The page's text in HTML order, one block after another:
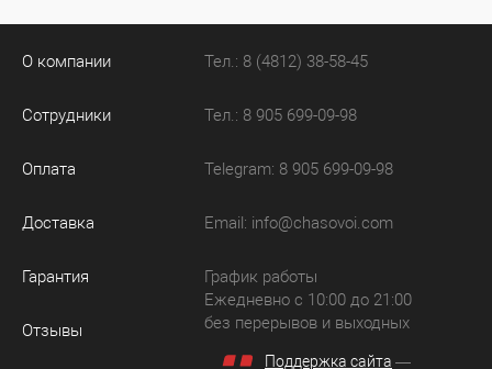
О компании
Сотрудники
Оплата
Доставка
Гарантия
Отзывы
Тел.: 8 (4812) 38-58-45
Тел.: 8 905 699-09-98
Telegram: 8 905 699-09-98
Email: info@chasovoi.com
График работы
Ежедневно с 10:00 до 21:00
без перерывов и выходных
Поддержка сайта —